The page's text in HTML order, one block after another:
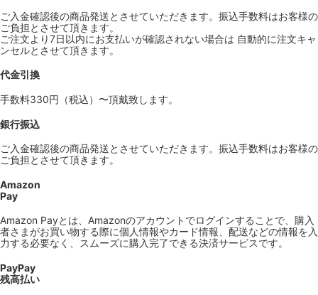
ご入金確認後の商品発送とさせていただきます。振込手数料はお客様の
ご負担とさせて頂きます。
ご注文より7日以内にお支払いが確認されない場合は 自動的に注文キャ
ンセルとさせて頂きます。
代金引換
手数料330円（税込）〜頂戴致します。
銀行振込
ご入金確認後の商品発送とさせていただきます。振込手数料はお客様の
ご負担とさせて頂きます。
Amazon
Pay
Amazon Payとは、Amazonのアカウントでログインすることで、購入
者さまがお買い物する際に個人情報やカード情報、配送などの情報を入
力する必要なく、スムーズに購入完了できる決済サービスです。
PayPay
残高払い